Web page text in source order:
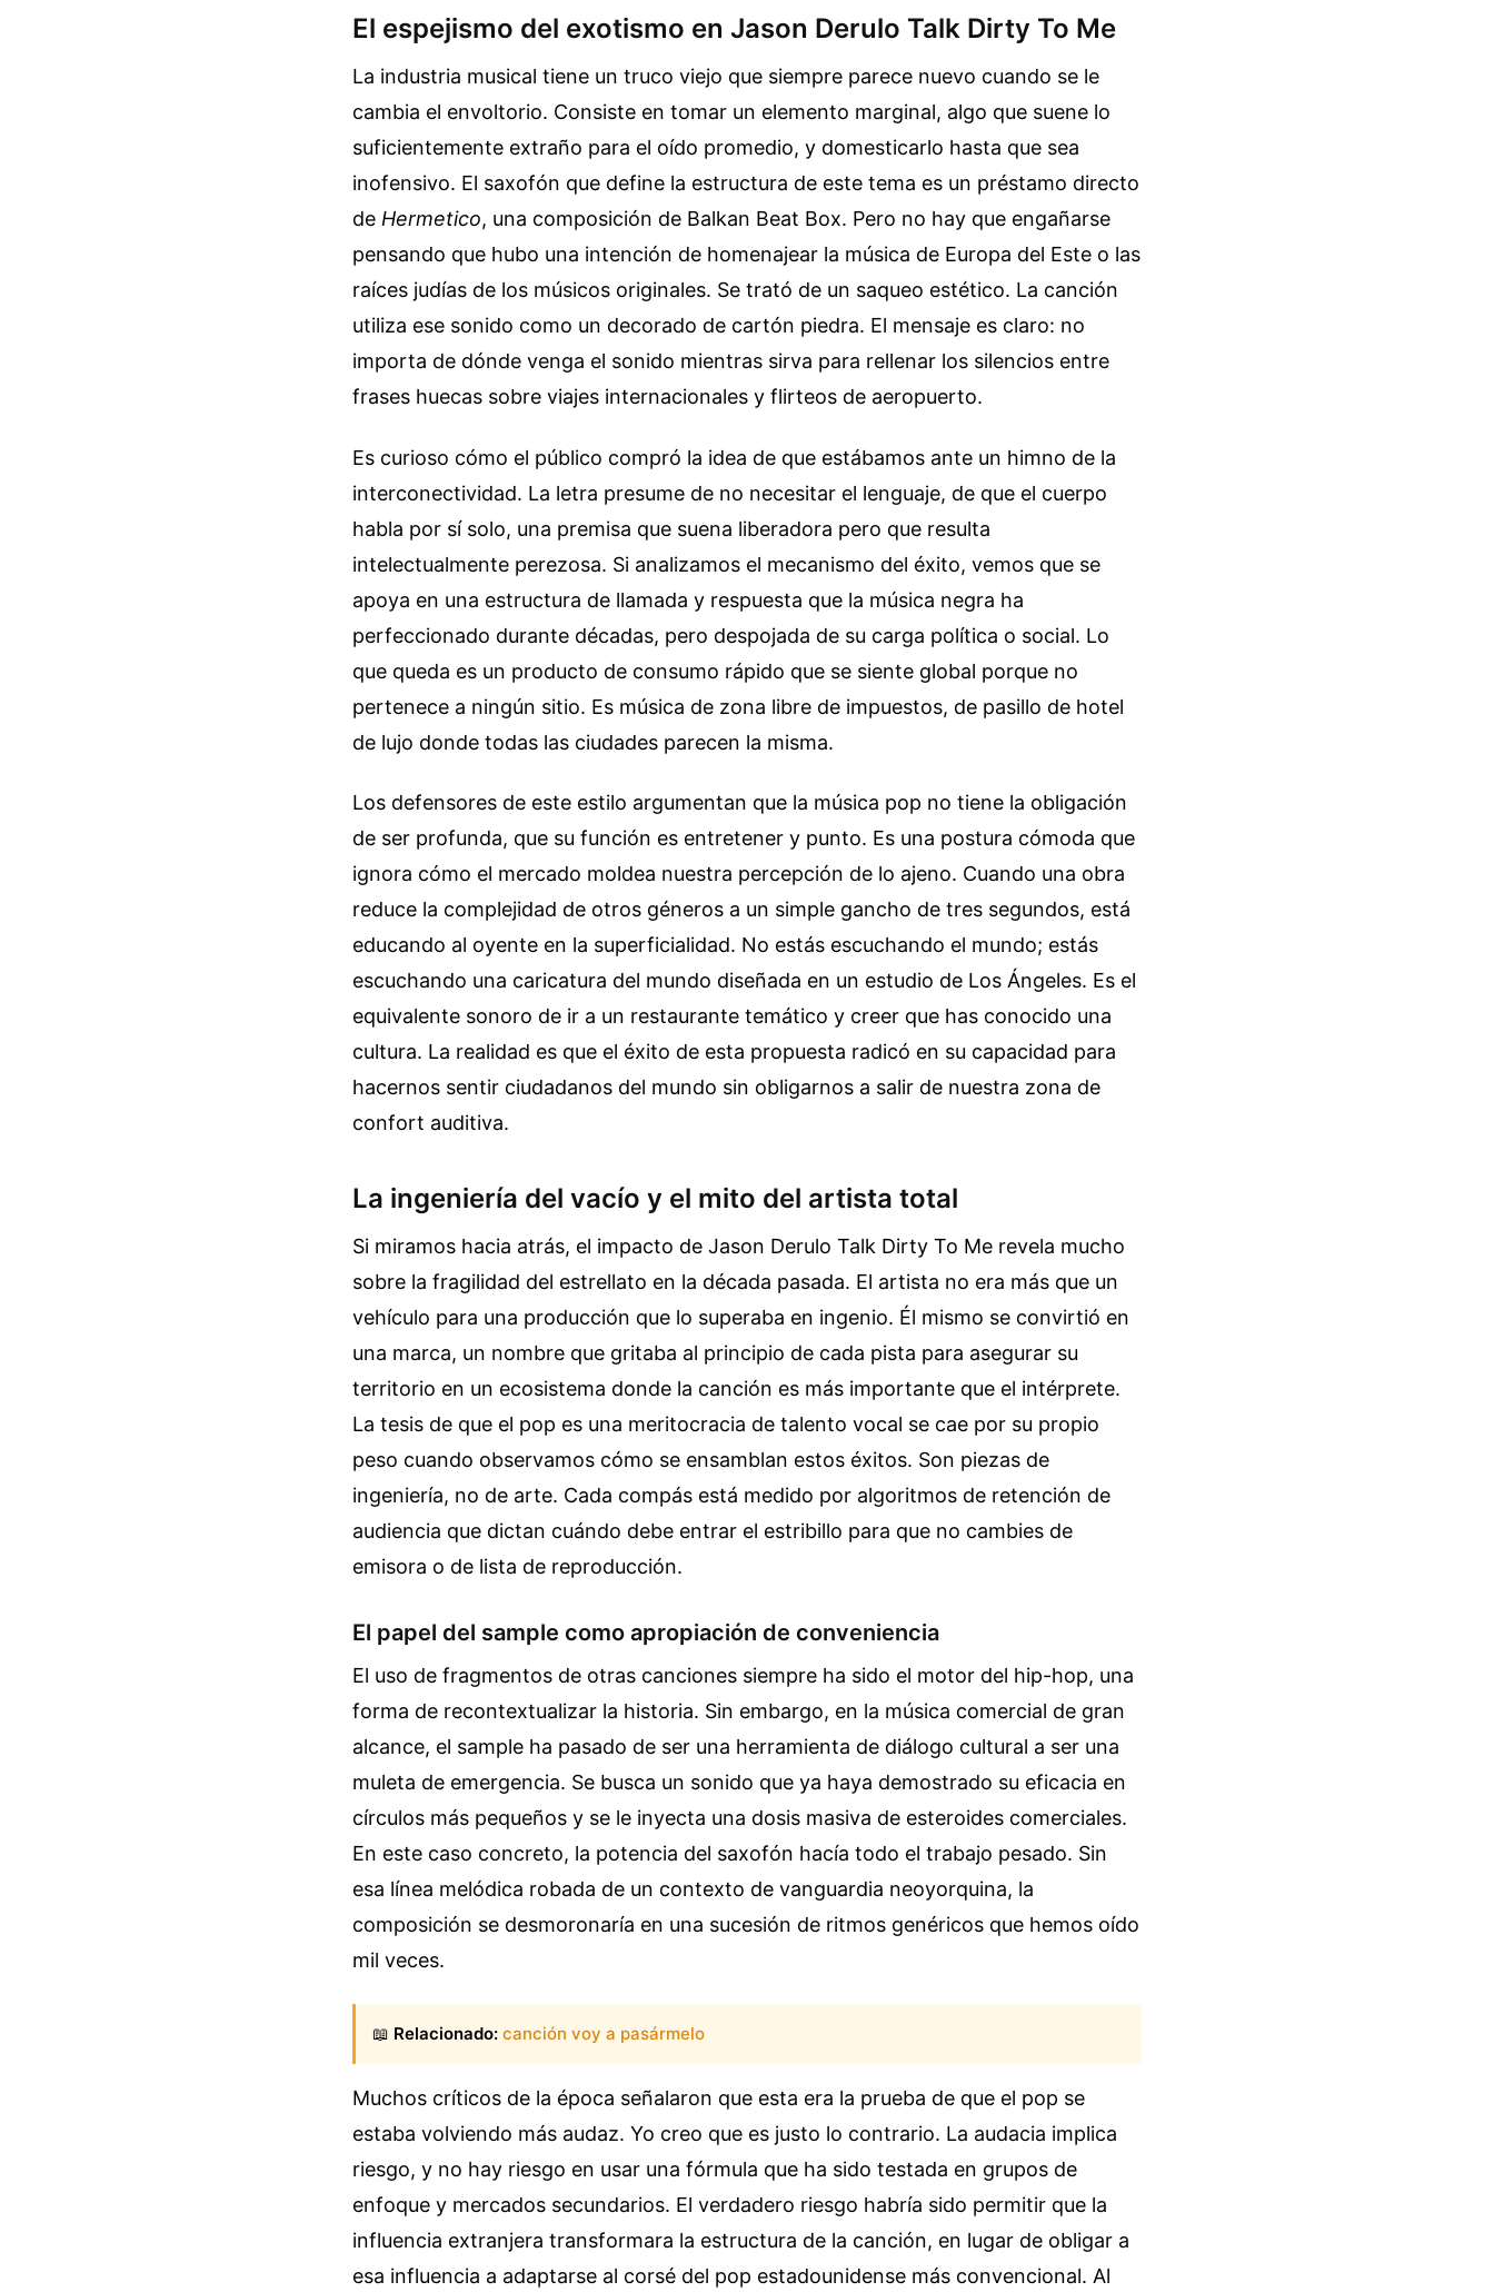
El espejismo del exotismo en Jason Derulo Talk Dirty To Me
La industria musical tiene un truco viejo que siempre parece nuevo cuando se le
cambia el envoltorio. Consiste en tomar un elemento marginal, algo que suene lo
suficientemente extraño para el oído promedio, y domesticarlo hasta que sea
inofensivo. El saxofón que define la estructura de este tema es un préstamo directo
de Hermetico, una composición de Balkan Beat Box. Pero no hay que engañarse
pensando que hubo una intención de homenajear la música de Europa del Este o las
raíces judías de los músicos originales. Se trató de un saqueo estético. La canción
utiliza ese sonido como un decorado de cartón piedra. El mensaje es claro: no
importa de dónde venga el sonido mientras sirva para rellenar los silencios entre
frases huecas sobre viajes internacionales y flirteos de aeropuerto.
Es curioso cómo el público compró la idea de que estábamos ante un himno de la
interconectividad. La letra presume de no necesitar el lenguaje, de que el cuerpo
habla por sí solo, una premisa que suena liberadora pero que resulta
intelectualmente perezosa. Si analizamos el mecanismo del éxito, vemos que se
apoya en una estructura de llamada y respuesta que la música negra ha
perfeccionado durante décadas, pero despojada de su carga política o social. Lo
que queda es un producto de consumo rápido que se siente global porque no
pertenece a ningún sitio. Es música de zona libre de impuestos, de pasillo de hotel
de lujo donde todas las ciudades parecen la misma.
Los defensores de este estilo argumentan que la música pop no tiene la obligación
de ser profunda, que su función es entretener y punto. Es una postura cómoda que
ignora cómo el mercado moldea nuestra percepción de lo ajeno. Cuando una obra
reduce la complejidad de otros géneros a un simple gancho de tres segundos, está
educando al oyente en la superficialidad. No estás escuchando el mundo; estás
escuchando una caricatura del mundo diseñada en un estudio de Los Ángeles. Es el
equivalente sonoro de ir a un restaurante temático y creer que has conocido una
cultura. La realidad es que el éxito de esta propuesta radicó en su capacidad para
hacernos sentir ciudadanos del mundo sin obligarnos a salir de nuestra zona de
confort auditiva.
La ingeniería del vacío y el mito del artista total
Si miramos hacia atrás, el impacto de Jason Derulo Talk Dirty To Me revela mucho
sobre la fragilidad del estrellato en la década pasada. El artista no era más que un
vehículo para una producción que lo superaba en ingenio. Él mismo se convirtió en
una marca, un nombre que gritaba al principio de cada pista para asegurar su
territorio en un ecosistema donde la canción es más importante que el intérprete.
La tesis de que el pop es una meritocracia de talento vocal se cae por su propio
peso cuando observamos cómo se ensamblan estos éxitos. Son piezas de
ingeniería, no de arte. Cada compás está medido por algoritmos de retención de
audiencia que dictan cuándo debe entrar el estribillo para que no cambies de
emisora o de lista de reproducción.
El papel del sample como apropiación de conveniencia
El uso de fragmentos de otras canciones siempre ha sido el motor del hip-hop, una
forma de recontextualizar la historia. Sin embargo, en la música comercial de gran
alcance, el sample ha pasado de ser una herramienta de diálogo cultural a ser una
muleta de emergencia. Se busca un sonido que ya haya demostrado su eficacia en
círculos más pequeños y se le inyecta una dosis masiva de esteroides comerciales.
En este caso concreto, la potencia del saxofón hacía todo el trabajo pesado. Sin
esa línea melódica robada de un contexto de vanguardia neoyorquina, la
composición se desmoronaría en una sucesión de ritmos genéricos que hemos oído
mil veces.
📖 Relacionado: canción voy a pasármelo
Muchos críticos de la época señalaron que esta era la prueba de que el pop se
estaba volviendo más audaz. Yo creo que es justo lo contrario. La audacia implica
riesgo, y no hay riesgo en usar una fórmula que ha sido testada en grupos de
enfoque y mercados secundarios. El verdadero riesgo habría sido permitir que la
influencia extranjera transformara la estructura de la canción, en lugar de obligar a
esa influencia a adaptarse al corsé del pop estadounidense más convencional. Al